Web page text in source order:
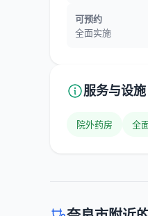
可预约
全面实施
服务与设施
院外药房 全